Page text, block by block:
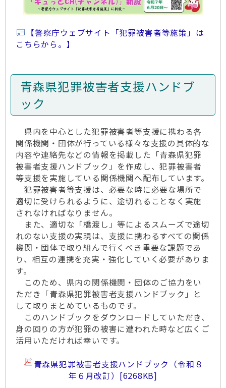
【警察庁ウェブサイト「犯罪被害者等施策」は
こちらから。】
青森県犯罪被害者支援ハンドブ
ック
県内を中心とした犯罪被害者等支援に携わる各
関係機関・団体が行っている様々な支援の具体的な
内容や連絡先などの情報を掲載した「青森県犯罪
被害者支援ハンドブック」を作成し、犯罪被害者
等支援を実施している関係機関へ配布しています。
犯罪被害者等支援は、必要な時に必要な場所で
適切に受けられるように、途切れることなく実施
されなければなりません。
また、適切な「橋渡し」等によるスムーズで途切
れのない支援の実現は、支援に携わるすべての関係
機関・団体で取り組んで行くべき重要な課題であ
り、相互の連携を充実・強化していく必要がありま
す。
このため、県内の関係機関・団体のご協力をい
ただき「青森県犯罪被害者支援ハンドブック」と
して取りまとめているものです。
このハンドブックをダウンロードしていただき、
身の回りの方が犯罪の被害に遭われた時など広くご
活用いただければ幸いです。
青森県犯罪被害者支援ハンドブック（令和８
年６月改訂） [6268KB]